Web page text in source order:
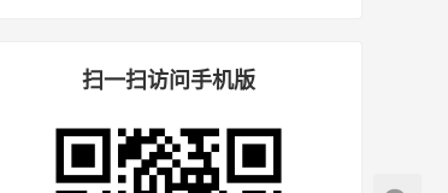
扫一扫访问手机版